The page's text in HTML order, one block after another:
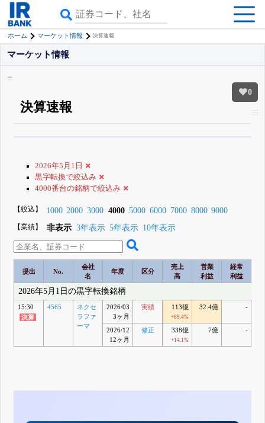
ホーム マーケット情報 決算速報
0
マーケット情報
決算速報
登録すると永久30%OFFと米株版の先行利用も付きます
2026年5月1日
黒字転換で絞込み
4000番台の銘柄で絞込み
【絞込】 1000 2000 3000 4000 5000 6000 7000 8000 9000
【業績】 非表示 3年表示 5年表示 10年表示
提出 No.
会社
名
年度 区分
売上
高
営業
利益
経常
利益
2026年5月1日の黒字転換銘柄
15:30 4565
ネクセ
ラファ
ーマ
2026/03
3ヶ月
実績 113億
+69.4%
32.4億 -
2026/12
12ヶ月
修正 338億
+14.1%
7億 -